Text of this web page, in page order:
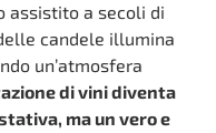
assistito a secoli di
candele illumina
un’atmosfera
di vini diventa
ma un vero e